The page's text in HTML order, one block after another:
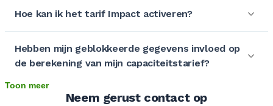
Hoe kan ik het tarif Impact activeren?
Hebben mijn geblokkeerde gegevens invloed op
de berekening van mijn capaciteitstarief?
Toon meer
Neem gerust contact op